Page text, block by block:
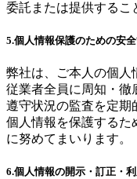
委託または提供するこ
5.個人情報保護のための安
弊社は、ご本人の個人
従業者全員に周知・徹
遵守状況の監査を定期
個人情報を保護するた
に努めてまいります。
6.個人情報の開示・訂正・